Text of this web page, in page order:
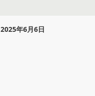
2025年6月6日